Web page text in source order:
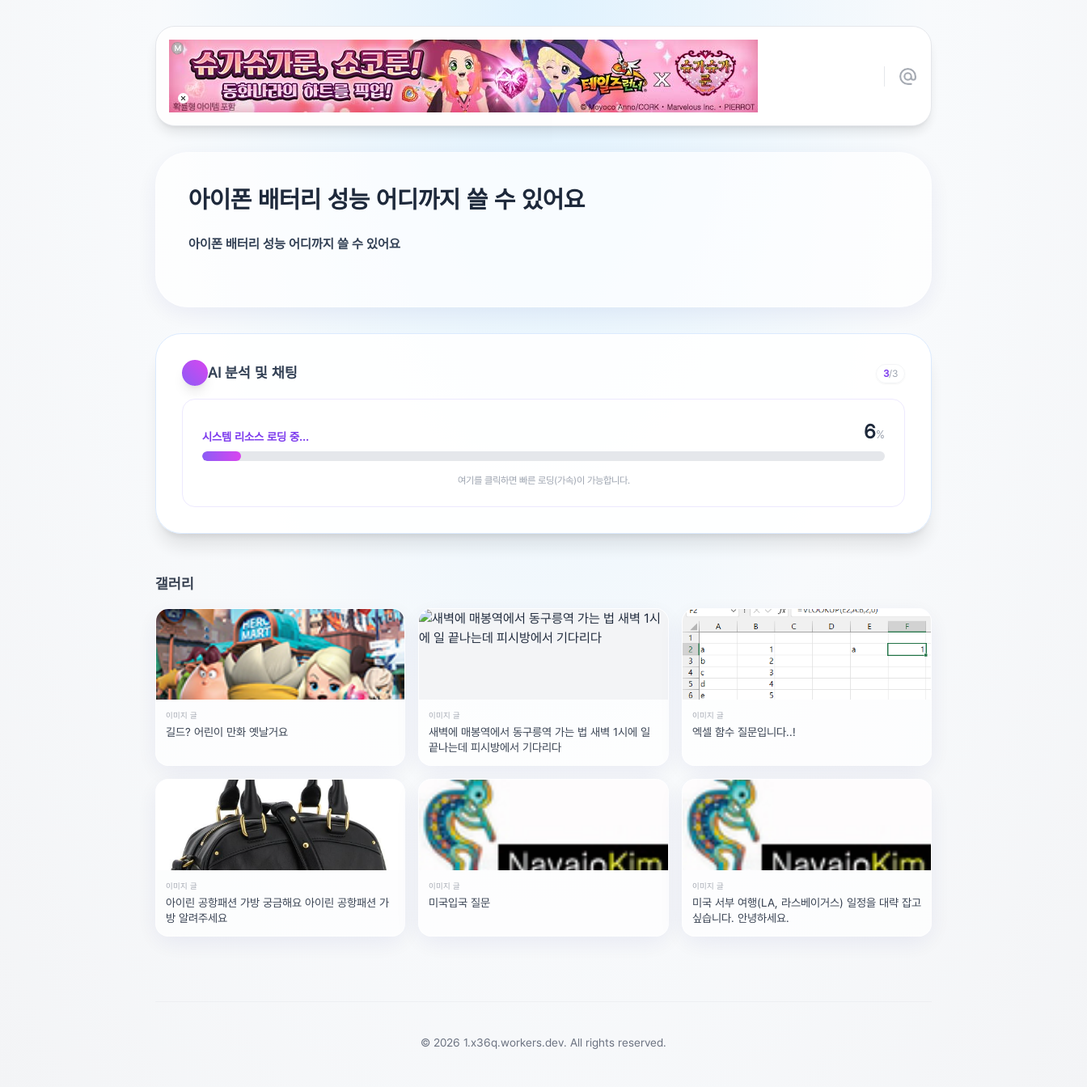
아이폰 배터리 성능 어디까지 쓸 수 있어요
아이폰 배터리 성능 어디까지 쓸 수 있어요
AI 분석 및 채팅 3/3
시스템 리소스 로딩 중... 7%
여기를 클릭하면 빠른 로딩(가속)이 가능합니다.
갤러리
이미지 글
길드? 어린이 만화 옛날거요
이미지 글
새벽에 매봉역에서 동구릉역 가는 법 새벽 1시에 일
끝나는데 피시방에서 기다리다
이미지 글
엑셀 함수 질문입니다..!
이미지 글
아이린 공항패션 가방 궁금해요 아이린 공항패션 가
방 알려주세요
이미지 글
미국입국 질문
이미지 글
미국 서부 여행(LA, 라스베이거스) 일정을 대략 잡고
싶습니다. 안녕하세요.
© 2026 1.x36q.workers.dev. All rights reserved.